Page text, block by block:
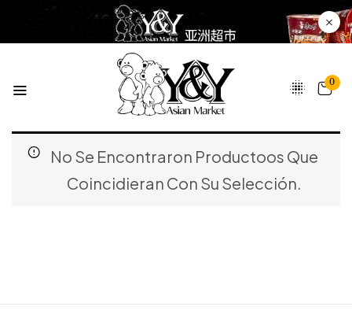
0
No Se Encontraron Productoos Que
Coincidieran Con Su Selección.